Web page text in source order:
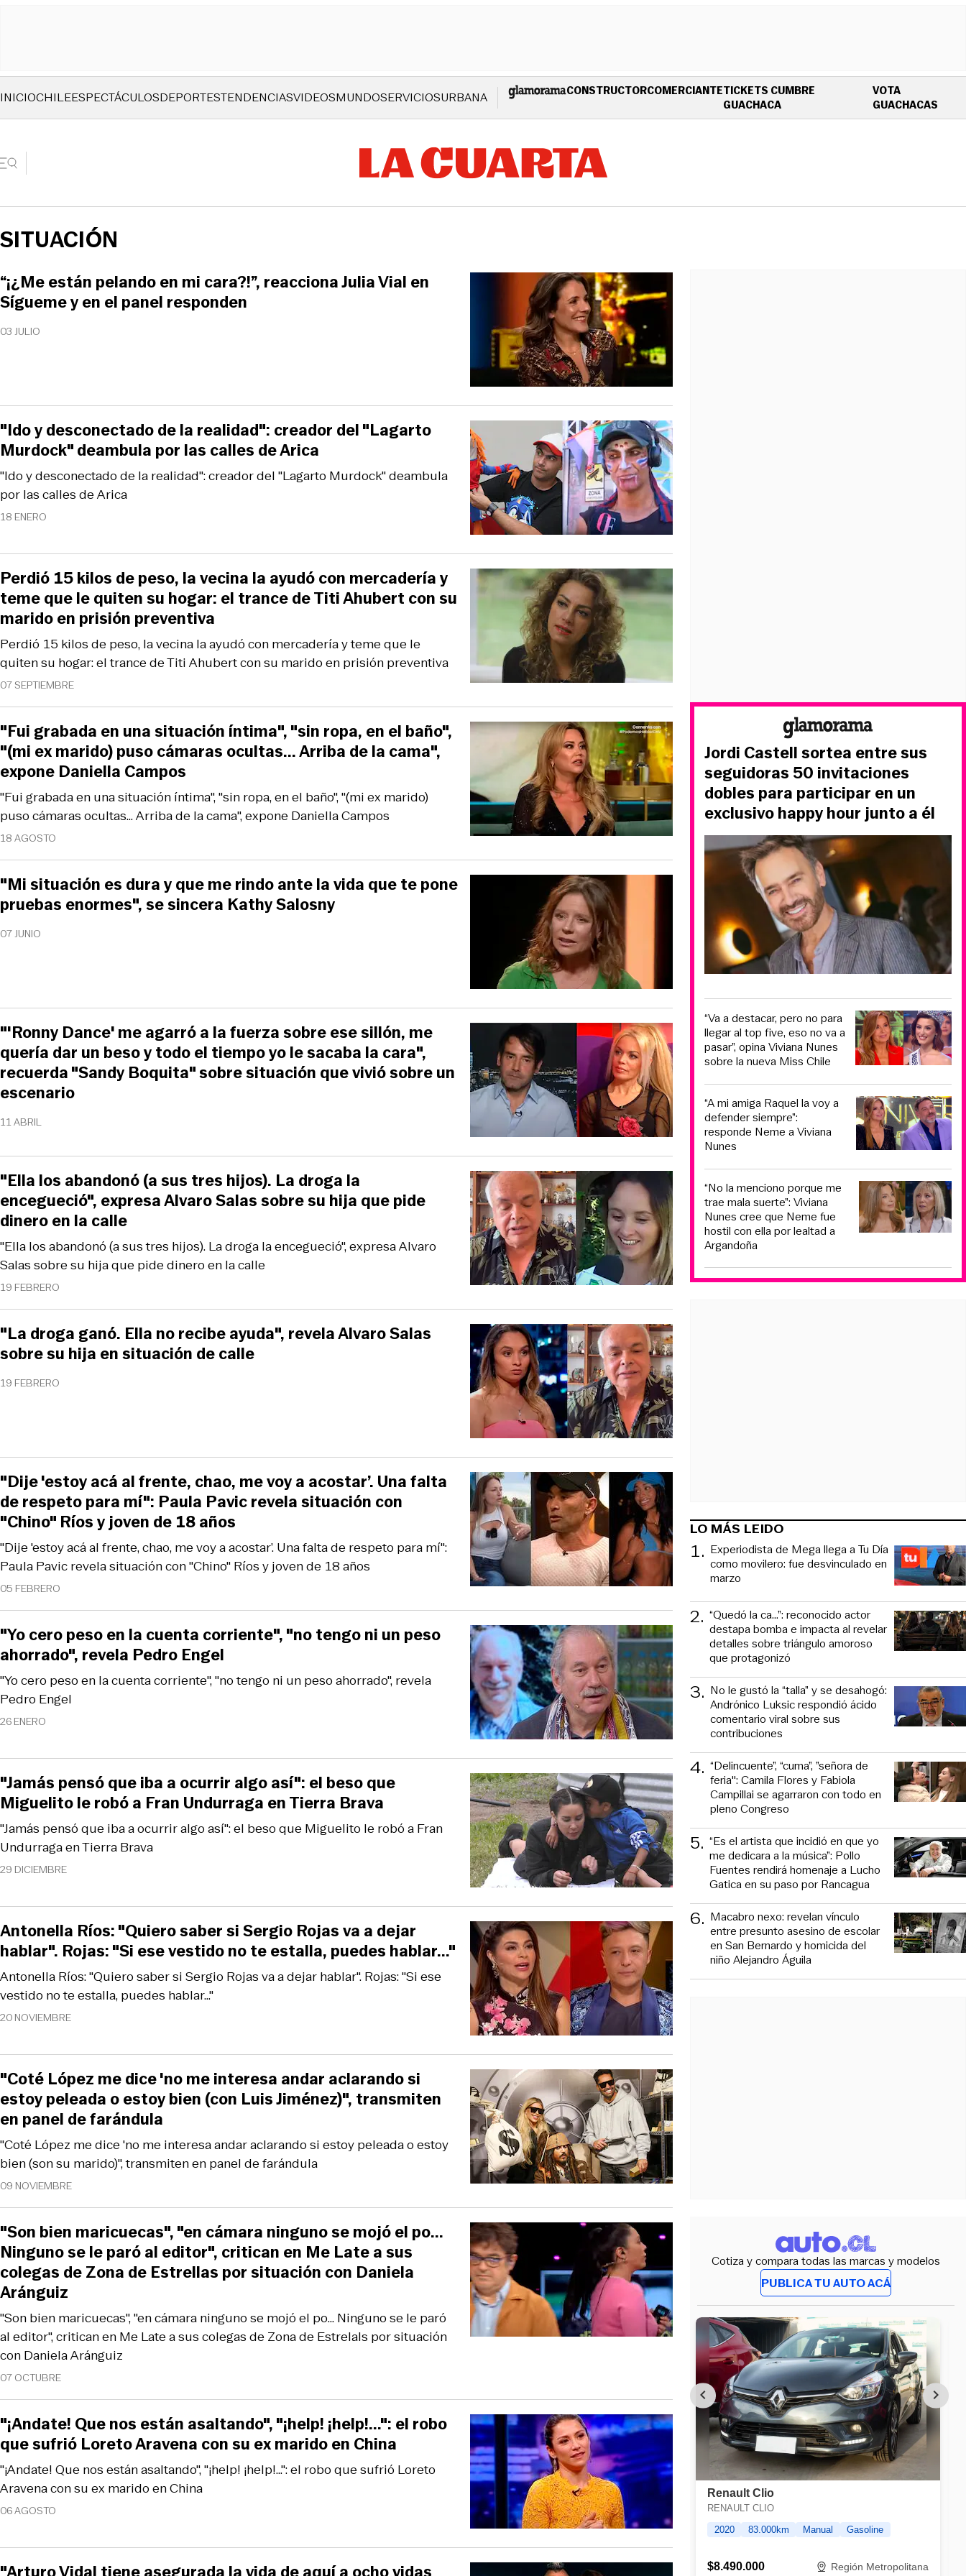
INICIOCHILEESPECTÁCULOSDEPORTESTENDENCIASVIDEOSMUNDOSERVICIOSURBANA CONSTRUCTORCOMERCIANTETICKETS CUMBRE
GUACHACAOPENS IN NEW WINDOW
VOTA
GUACHACAS
SITUACIÓN
03 JULIO
“¡¿Me están pelando en mi cara?!”, reacciona Julia Vial en
Sígueme y en el panel responden
18 ENERO
"Ido y desconectado de la realidad": creador del "Lagarto Murdock" deambula
por las calles de Arica
"Ido y desconectado de la realidad": creador del "Lagarto
Murdock" deambula por las calles de Arica
07 SEPTIEMBRE
Perdió 15 kilos de peso, la vecina la ayudó con mercadería y teme que le
quiten su hogar: el trance de Titi Ahubert con su marido en prisión preventiva
Perdió 15 kilos de peso, la vecina la ayudó con mercadería y
teme que le quiten su hogar: el trance de Titi Ahubert con su
marido en prisión preventiva
18 AGOSTO
"Fui grabada en una situación íntima", "sin ropa, en el baño", "(mi ex marido)
puso cámaras ocultas... Arriba de la cama", expone Daniella Campos
"Fui grabada en una situación íntima", "sin ropa, en el baño",
"(mi ex marido) puso cámaras ocultas... Arriba de la cama",
expone Daniella Campos
07 JUNIO
"Mi situación es dura y que me rindo ante la vida que te pone
pruebas enormes", se sincera Kathy Salosny
11 ABRIL
"'Ronny Dance' me agarró a la fuerza sobre ese sillón, me
quería dar un beso y todo el tiempo yo le sacaba la cara",
recuerda "Sandy Boquita" sobre situación que vivió sobre un
escenario
19 FEBRERO
"Ella los abandonó (a sus tres hijos). La droga la encegueció", expresa Alvaro
Salas sobre su hija que pide dinero en la calle
"Ella los abandonó (a sus tres hijos). La droga la
encegueció", expresa Alvaro Salas sobre su hija que pide
dinero en la calle
19 FEBRERO
"La droga ganó. Ella no recibe ayuda", revela Alvaro Salas
sobre su hija en situación de calle
05 FEBRERO
"Dije 'estoy acá al frente, chao, me voy a acostar’. Una falta de respeto para mí":
Paula Pavic revela situación con "Chino" Ríos y joven de 18 años
"Dije 'estoy acá al frente, chao, me voy a acostar’. Una falta
de respeto para mí": Paula Pavic revela situación con
"Chino" Ríos y joven de 18 años
26 ENERO
"Yo cero peso en la cuenta corriente", "no tengo ni un peso ahorrado", revela
Pedro Engel
"Yo cero peso en la cuenta corriente", "no tengo ni un peso
ahorrado", revela Pedro Engel
29 DICIEMBRE
"Jamás pensó que iba a ocurrir algo así": el beso que Miguelito le robó a Fran
Undurraga en Tierra Brava
"Jamás pensó que iba a ocurrir algo así": el beso que
Miguelito le robó a Fran Undurraga en Tierra Brava
20 NOVIEMBRE
Antonella Ríos: "Quiero saber si Sergio Rojas va a dejar hablar". Rojas: "Si ese
vestido no te estalla, puedes hablar..."
Antonella Ríos: "Quiero saber si Sergio Rojas va a dejar
hablar". Rojas: "Si ese vestido no te estalla, puedes hablar..."
09 NOVIEMBRE
"Coté López me dice 'no me interesa andar aclarando si estoy peleada o estoy
bien (son su marido)", transmiten en panel de farándula
"Coté López me dice 'no me interesa andar aclarando si
estoy peleada o estoy bien (con Luis Jiménez)", transmiten
en panel de farándula
07 OCTUBRE
"Son bien maricuecas", "en cámara ninguno se mojó el po... Ninguno se le paró
al editor", critican en Me Late a sus colegas de Zona de Estrelals por situación
con Daniela Aránguiz
"Son bien maricuecas", "en cámara ninguno se mojó el po...
Ninguno se le paró al editor", critican en Me Late a sus
colegas de Zona de Estrellas por situación con Daniela
Aránguiz
06 AGOSTO
"¡Andate! Que nos están asaltando", "¡help! ¡help!...": el robo que sufrió Loreto
Aravena con su ex marido en China
"¡Andate! Que nos están asaltando", "¡help! ¡help!...": el robo
que sufrió Loreto Aravena con su ex marido en China
Jordi Castell sortea entre sus
seguidoras 50 invitaciones
dobles para participar en un
exclusivo happy hour junto a él
“Va a destacar, pero no para
llegar al top five, eso no va a
pasar”, opina Viviana Nunes
sobre la nueva Miss Chile
“A mi amiga Raquel la voy a
defender siempre”:
responde Neme a Viviana
Nunes
“No la menciono porque me
trae mala suerte”: Viviana
Nunes cree que Neme fue
hostil con ella por lealtad a
Argandoña
LO MÁS LEIDO
1. Experiodista de Mega llega a Tu Día
como movilero: fue desvinculado en
marzo
2. “Quedó la ca...”: reconocido actor
destapa bomba e impacta al revelar
detalles sobre triángulo amoroso
que protagonizó
3. No le gustó la “talla” y se desahogó:
Andrónico Luksic respondió ácido
comentario viral sobre sus
contribuciones
4. “Delincuente”, “cuma”, ”señora de
feria": Camila Flores y Fabiola
Campillai se agarraron con todo en
pleno Congreso
5. “Es el artista que incidió en que yo
me dedicara a la música”: Pollo
Fuentes rendirá homenaje a Lucho
Gatica en su paso por Rancagua
6. Macabro nexo: revelan vínculo
entre presunto asesino de escolar
en San Bernardo y homicida del
niño Alejandro Águila
Cotiza y compara todas las marcas y modelos
PUBLICA TU AUTO ACÁ